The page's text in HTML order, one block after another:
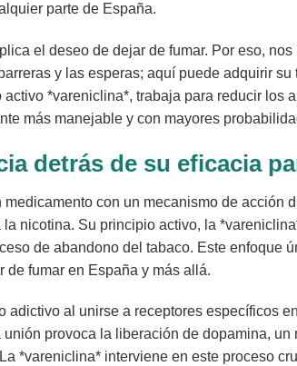
parte de España.
el deseo de dejar de fumar. Por eso,
y las esperas; aquí puede adquirir
activo *vareniclina*, trabaja para reducir los
más manejable y con mayores
detrás de su eficacia
con un mecanismo de acción
nicotina. Su principio activo, la
de abandono del tabaco. Este enfoque
de fumar en España y más allá.
adictivo al unirse a receptores específicos
provoca la liberación de dopamina,
*vareniclina* interviene en este proceso